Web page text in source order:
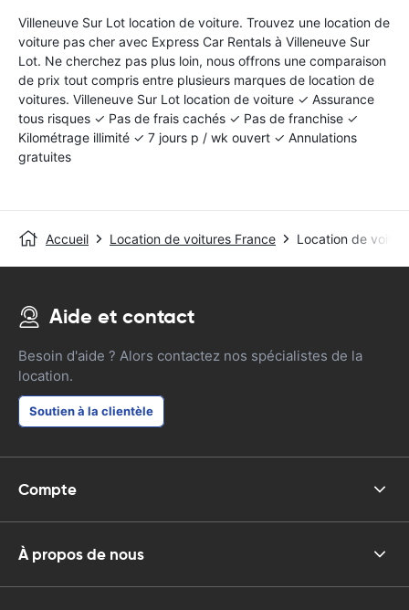
Villeneuve Sur Lot location de voiture. Trouvez une location de
voiture pas cher avec Express Car Rentals à Villeneuve Sur
Lot. Ne cherchez pas plus loin, nous offrons une comparaison
de prix tout compris entre plusieurs marques de location de
voitures. Villeneuve Sur Lot location de voiture ✓ Assurance
tous risques ✓ Pas de frais cachés ✓ Pas de franchise ✓
Kilométrage illimité ✓ 7 jours p / wk ouvert ✓ Annulations
gratuites
Accueil Location de voitures France Location de
Aide et contact
Besoin d'aide ? Alors contactez nos spécialistes de la
location.
Soutien à la clientèle
Compte
À propos de nous